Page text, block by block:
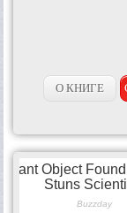
О КНИГЕ